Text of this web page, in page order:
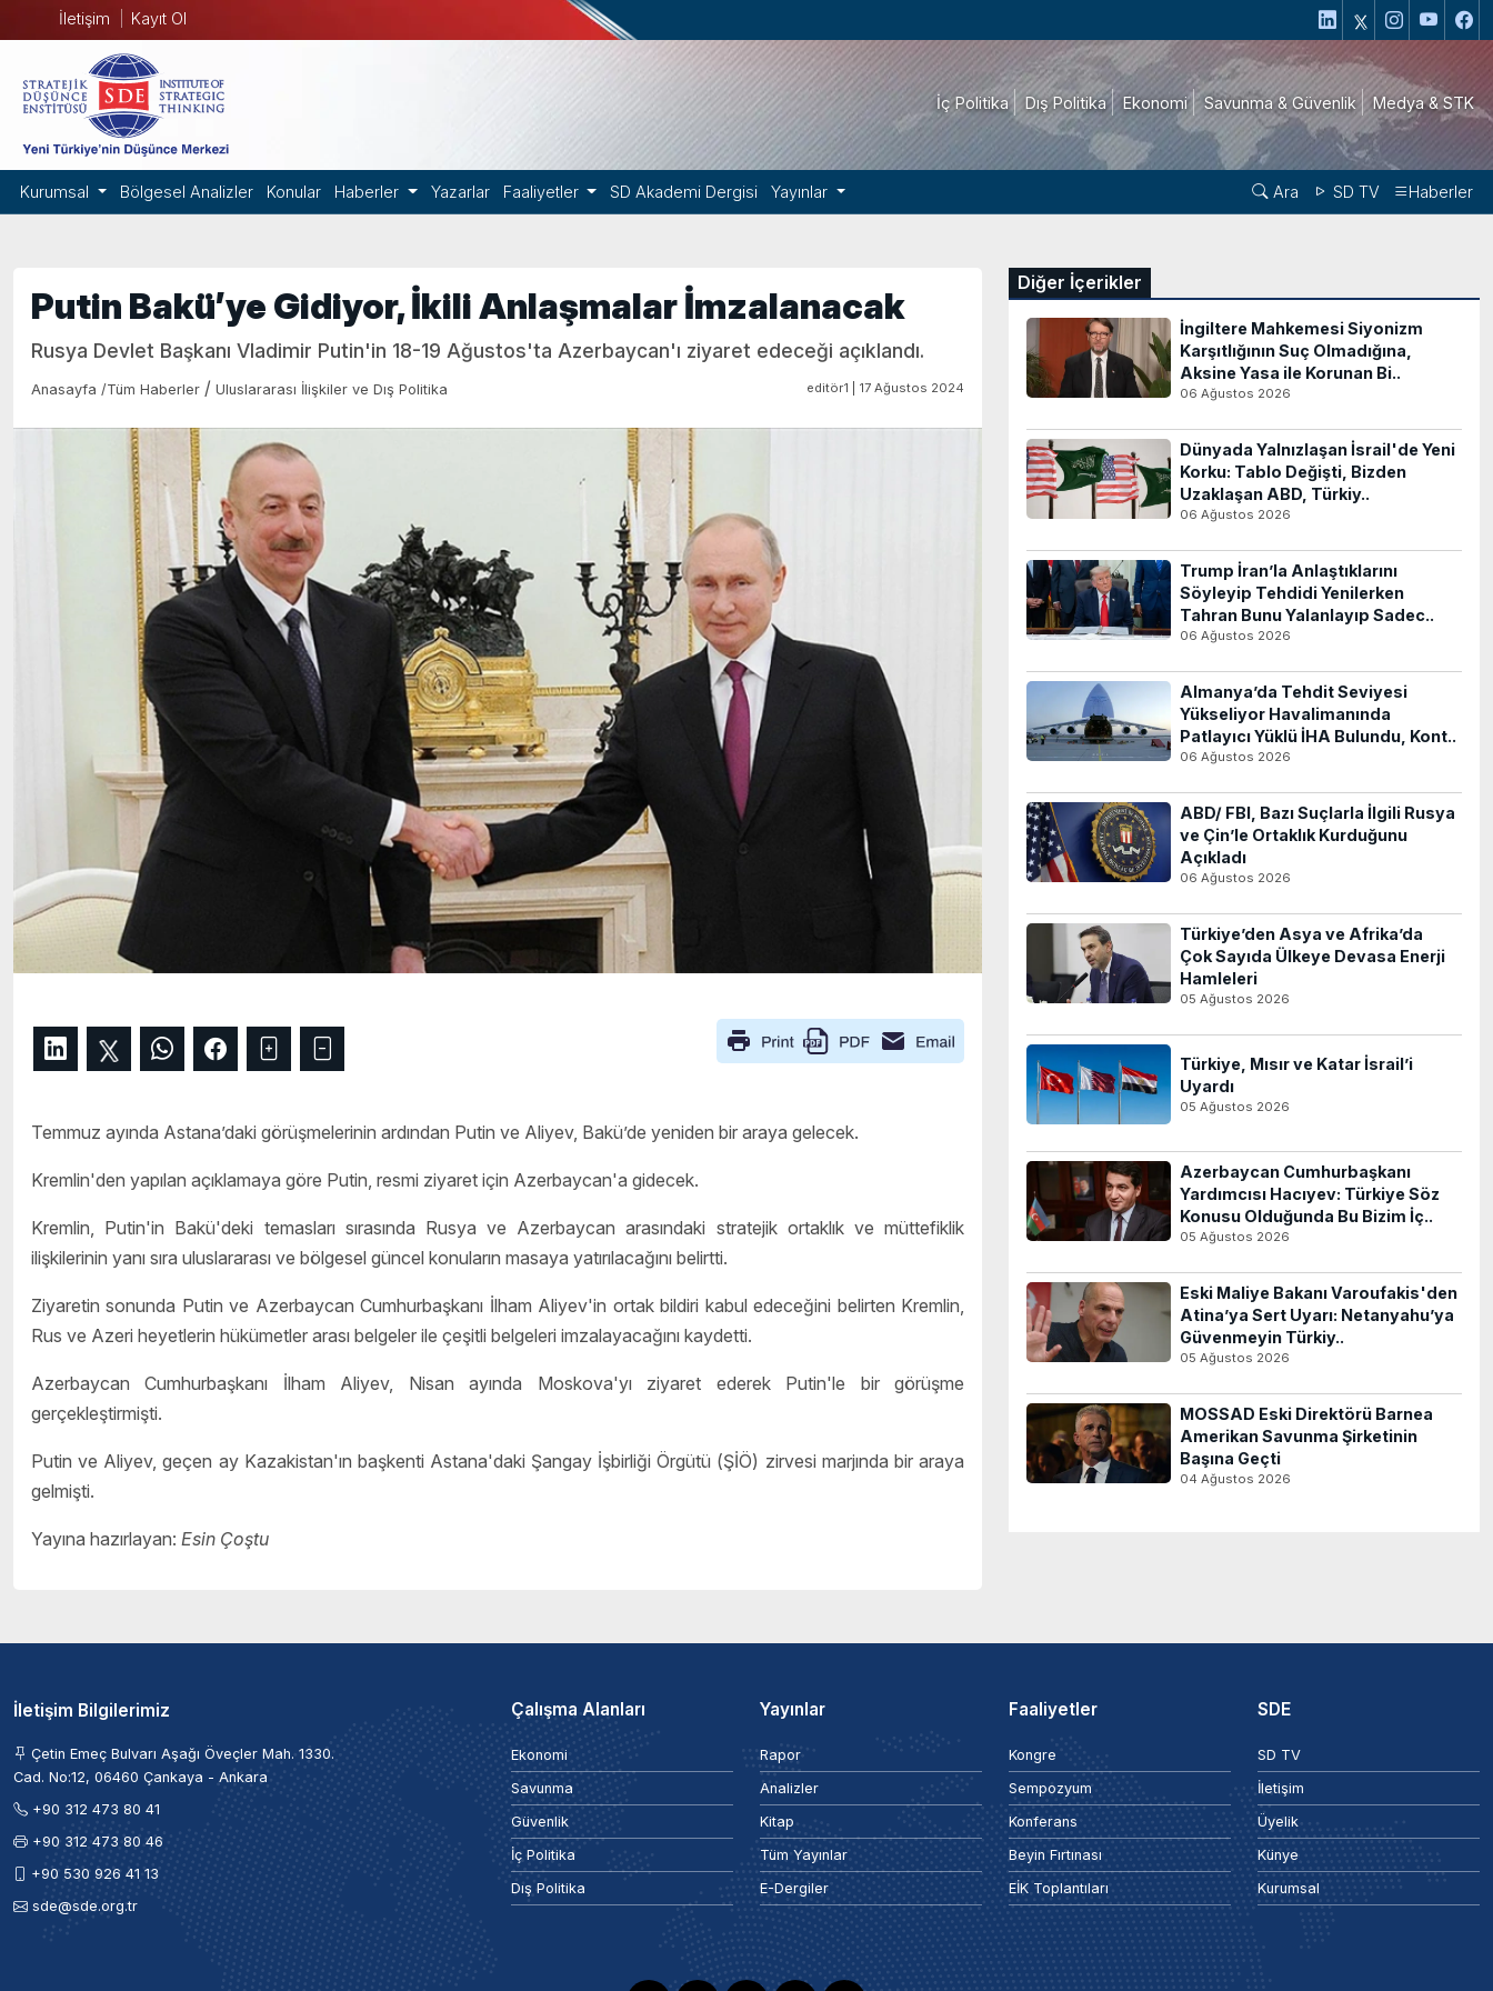
İletişim Kayıt Ol
İç Politika Dış Politika Ekonomi Savunma & Güvenlik Medya & STK
Kurumsal Bölgesel Analizler Konular Haberler Yazarlar Faaliyetler SD Akademi Dergisi Yayınlar Ara SD TV Haberler
Putin Bakü’ye Gidiyor, İkili Anlaşmalar İmzalanacak
Rusya Devlet Başkanı Vladimir Putin'in 18-19 Ağustos'ta Azerbaycan'ı ziyaret edeceği açıklandı.
Anasayfa /Tüm Haberler / Uluslararası İlişkiler ve Dış Politika editör1 | 17 Ağustos 2024
Temmuz ayında Astana’daki görüşmelerinin ardından Putin ve Aliyev, Bakü’de yeniden bir araya gelecek.
Kremlin'den yapılan açıklamaya göre Putin, resmi ziyaret için Azerbaycan'a gidecek.
Kremlin, Putin'in Bakü'deki temasları sırasında Rusya ve Azerbaycan arasındaki stratejik ortaklık ve müttefiklik
ilişkilerinin yanı sıra uluslararası ve bölgesel güncel konuların masaya yatırılacağını belirtti.
Ziyaretin sonunda Putin ve Azerbaycan Cumhurbaşkanı İlham Aliyev'in ortak bildiri kabul edeceğini belirten Kremlin,
Rus ve Azeri heyetlerin hükümetler arası belgeler ile çeşitli belgeleri imzalayacağını kaydetti.
Azerbaycan Cumhurbaşkanı İlham Aliyev, Nisan ayında Moskova'yı ziyaret ederek Putin'le bir görüşme
gerçekleştirmişti.
Putin ve Aliyev, geçen ay Kazakistan'ın başkenti Astana'daki Şangay İşbirliği Örgütü (ŞİÖ) zirvesi marjında bir araya
gelmişti.
Yayına hazırlayan: Esin Çoştu
Diğer İçerikler
İngiltere Mahkemesi Siyonizm
Karşıtlığının Suç Olmadığına,
Aksine Yasa ile Korunan Bi..
06 Ağustos 2026
Dünyada Yalnızlaşan İsrail'de Yeni
Korku: Tablo Değişti, Bizden
Uzaklaşan ABD, Türkiy..
06 Ağustos 2026
Trump İran’la Anlaştıklarını
Söyleyip Tehdidi Yenilerken
Tahran Bunu Yalanlayıp Sadec..
06 Ağustos 2026
Almanya’da Tehdit Seviyesi
Yükseliyor Havalimanında
Patlayıcı Yüklü İHA Bulundu, Kont..
06 Ağustos 2026
ABD/ FBI, Bazı Suçlarla İlgili Rusya
ve Çin’le Ortaklık Kurduğunu
Açıkladı
06 Ağustos 2026
Türkiye’den Asya ve Afrika’da
Çok Sayıda Ülkeye Devasa Enerji
Hamleleri
05 Ağustos 2026
Türkiye, Mısır ve Katar İsrail’i
Uyardı
05 Ağustos 2026
Azerbaycan Cumhurbaşkanı
Yardımcısı Hacıyev: Türkiye Söz
Konusu Olduğunda Bu Bizim İç..
05 Ağustos 2026
Eski Maliye Bakanı Varoufakis'den
Atina’ya Sert Uyarı: Netanyahu’ya
Güvenmeyin Türkiy..
05 Ağustos 2026
MOSSAD Eski Direktörü Barnea
Amerikan Savunma Şirketinin
Başına Geçti
04 Ağustos 2026
İletişim Bilgilerimiz
Çetin Emeç Bulvarı Aşağı Öveçler Mah. 1330.
Cad. No:12, 06460 Çankaya - Ankara
+90 312 473 80 41
+90 312 473 80 46
+90 530 926 41 13
sde@sde.org.tr
Çalışma Alanları
Ekonomi
Savunma
Güvenlik
İç Politika
Dış Politika
Yayınlar
Rapor
Analizler
Kitap
Tüm Yayınlar
E-Dergiler
Faaliyetler
Kongre
Sempozyum
Konferans
Beyin Fırtınası
EİK Toplantıları
SDE
SD TV
İletişim
Üyelik
Künye
Kurumsal